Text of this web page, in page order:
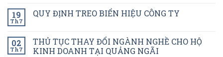
19
Th7
QUY ĐỊNH TREO BIỂN HIỆU CÔNG TY
02
Th7
THỦ TỤC THAY ĐỔI NGÀNH NGHỀ CHO HỘ
KINH DOANH TẠI QUẢNG NGÃI